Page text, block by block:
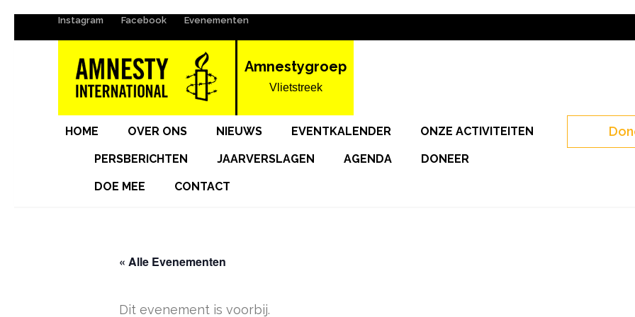
naar
Instagram Facebook Evenementen
Amnestygroep
Vlietstreek
HOME OVER ONS NIEUWS EVENTKALENDER ONZE ACTIVITEITEN
PERSBERICHTEN JAARVERSLAGEN AGENDA DONEER
DOE MEE CONTACT
« Alle Evenementen
Dit evenement is voorbij.